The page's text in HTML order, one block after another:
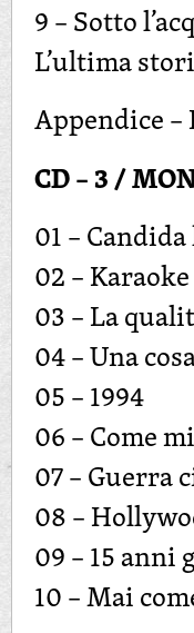
9 – Sotto
L’ultima
Appendice
CD – 3 /
01 –
02 – Karaoke
03 – La
04 – Una
05 – 1994
06 – Come
07 – Guerra
08 –
09 – 15 anni
10 – Mai